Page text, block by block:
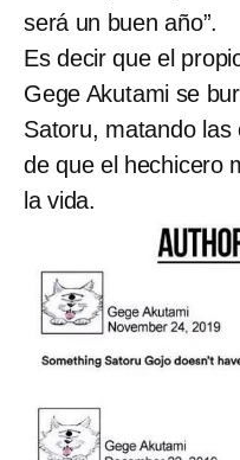
será un buen año”.
Es decir que el
Gege Akutami se
Satoru, matando
de que el hechicero
la vida.